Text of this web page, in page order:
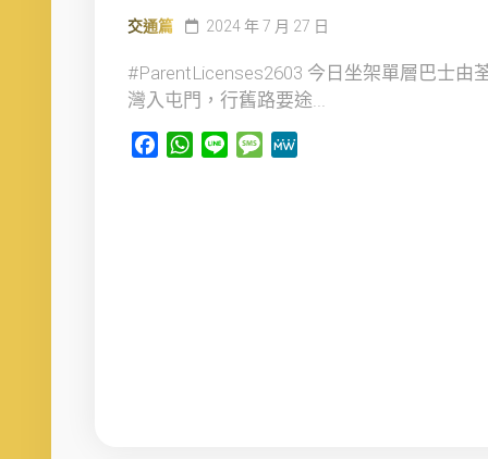
交通篇 2024 年 7 月 27 日
#ParentLicenses2603 今日坐架單層巴士由
灣入屯門，行舊路要途...
FacebookWhatsApp
Line Message